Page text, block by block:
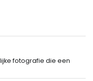
fotografie die een